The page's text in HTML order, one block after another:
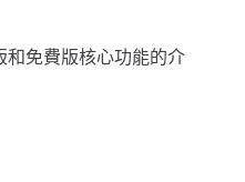
和免費版核心功能的介